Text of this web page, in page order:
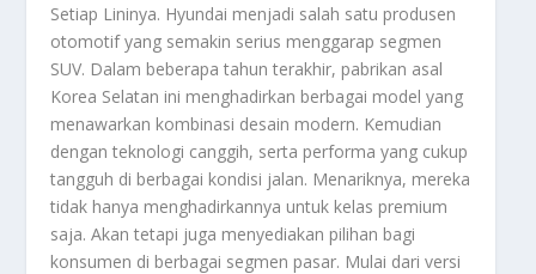
Setiap Lininya. Hyundai menjadi salah satu produsen
otomotif yang semakin serius menggarap segmen
SUV. Dalam beberapa tahun terakhir, pabrikan asal
Korea Selatan ini menghadirkan berbagai model yang
menawarkan kombinasi desain modern. Kemudian
dengan teknologi canggih, serta performa yang cukup
tangguh di berbagai kondisi jalan. Menariknya, mereka
tidak hanya menghadirkannya untuk kelas premium
saja. Akan tetapi juga menyediakan pilihan bagi
konsumen di berbagai segmen pasar. Mulai dari versi